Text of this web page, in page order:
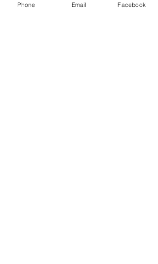
Phone Email Facebook